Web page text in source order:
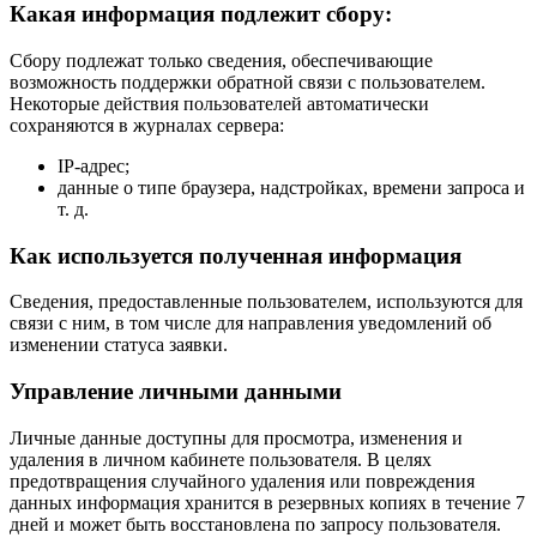
Какая информация подлежит сбору:
Сбору подлежат только сведения, обеспечивающие
возможность поддержки обратной связи с пользователем.
Некоторые действия пользователей автоматически
сохраняются в журналах сервера:
IP-адрес;
данные о типе браузера, надстройках, времени запроса и
т. д.
Как используется полученная информация
Сведения, предоставленные пользователем, используются для
связи с ним, в том числе для направления уведомлений об
изменении статуса заявки.
Управление личными данными
Личные данные доступны для просмотра, изменения и
удаления в личном кабинете пользователя. В целях
предотвращения случайного удаления или повреждения
данных информация хранится в резервных копиях в течение 7
дней и может быть восстановлена по запросу пользователя.